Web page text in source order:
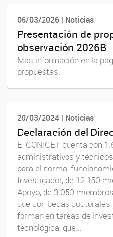
06/03/2026 | Noticias
Presentación de
observación 2026B
Más información en la
propuestas.
20/03/2024 | Noticias
Declaración del
El CONICET cuenta con
administrativos y
para el normal
Investigador, de 12.150
Apoyo, de 3.050
que con becas
forman en tareas de
tecnológica, que...